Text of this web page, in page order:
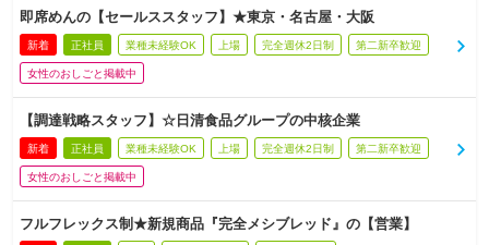
即席めんの【セールススタッフ】★東京・名古屋・大阪
新着 正社員 業種未経験OK 上場 完全週休2日制 第二新卒歓迎
女性のおしごと掲載中
【調達戦略スタッフ】☆日清食品グループの中核企業
新着 正社員 業種未経験OK 上場 完全週休2日制 第二新卒歓迎
女性のおしごと掲載中
フルフレックス制★新規商品『完全メシブレッド』の【営業】